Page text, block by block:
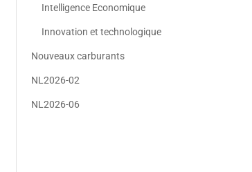
Intelligence Economique
Innovation et technologique
Nouveaux carburants
NL2026-02
NL2026-06